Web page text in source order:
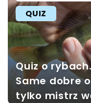
QUIZ
Quiz o
Same dobre
tylko mistrz